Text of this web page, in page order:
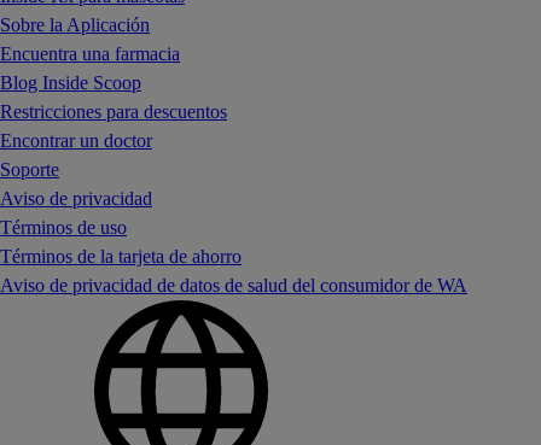
Sobre la Aplicación
Encuentra una farmacia
Blog Inside Scoop
Restricciones para descuentos
Encontrar un doctor
Soporte
Aviso de privacidad
Términos de uso
Términos de la tarjeta de ahorro
Aviso de privacidad de datos de salud del consumidor de WA